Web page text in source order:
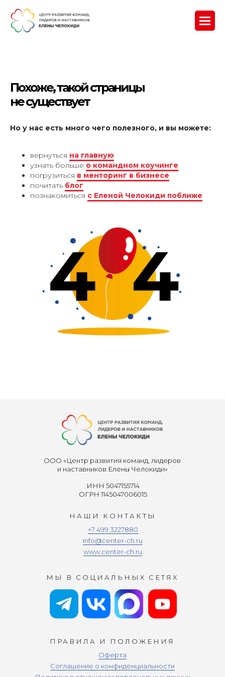
Похоже, такой страницы
не существует
Но у нас есть много чего полезного, и вы можете:
вернуться на главную
узнать больше о командном коучинге
погрузиться в менторинг в бизнесе
почитать блог
познакомиться с Еленой Челокиди поближе
+7 499 3227880
info@center-ch.ru
www.center-ch.ru
МЫ В СОЦИАЛЬНЫХ СЕТЯХ
ПРАВИЛА И ПОЛОЖЕНИЯ
НАШИ КОНТАКТЫ
ИНН 5047155714
ОГРН 1145047006015
Оферта
Соглашение о конфиденциальности
ООО «Центр развития команд, лидеров
и наставников Елены Челокиди»